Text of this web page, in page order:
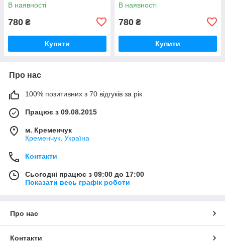
В наявності
780 ₴
Купити
В наявності
780 ₴
Купити
Про нас
100% позитивних з 70 відгуків за рік
Працює з 09.08.2015
м. Кременчук
Кременчук, Україна
Контакти
Сьогодні працює з 09:00 до 17:00
Показати весь графік роботи
Про нас
Контакти